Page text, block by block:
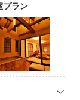
プラン